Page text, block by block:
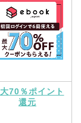
70％ポイント
還元